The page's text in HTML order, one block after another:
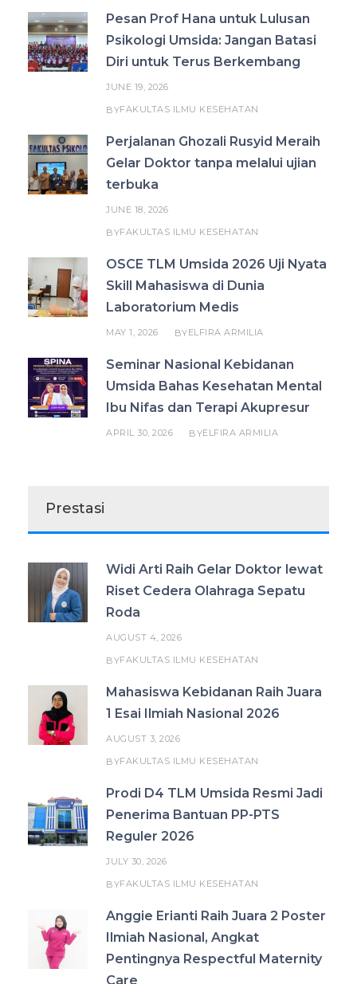
Pesan Prof Hana untuk Lulusan
Psikologi Umsida: Jangan Batasi
Diri untuk Terus Berkembang
JUNE 19, 2026
BYFAKULTAS ILMU KESEHATAN
Perjalanan Ghozali Rusyid Meraih
Gelar Doktor tanpa melalui ujian
terbuka
JUNE 18, 2026
BYFAKULTAS ILMU KESEHATAN
OSCE TLM Umsida 2026 Uji Nyata
Skill Mahasiswa di Dunia
Laboratorium Medis
MAY 1, 2026 BYELFIRA ARMILIA
Seminar Nasional Kebidanan
Umsida Bahas Kesehatan Mental
Ibu Nifas dan Terapi Akupresur
APRIL 30, 2026 BYELFIRA ARMILIA
Prestasi
Widi Arti Raih Gelar Doktor lewat
Riset Cedera Olahraga Sepatu
Roda
AUGUST 4, 2026
BYFAKULTAS ILMU KESEHATAN
Mahasiswa Kebidanan Raih Juara
1 Esai Ilmiah Nasional 2026
AUGUST 3, 2026
BYFAKULTAS ILMU KESEHATAN
Prodi D4 TLM Umsida Resmi Jadi
Penerima Bantuan PP-PTS
Reguler 2026
JULY 30, 2026
BYFAKULTAS ILMU KESEHATAN
Anggie Erianti Raih Juara 2 Poster
Ilmiah Nasional, Angkat
Pentingnya Respectful Maternity
Care